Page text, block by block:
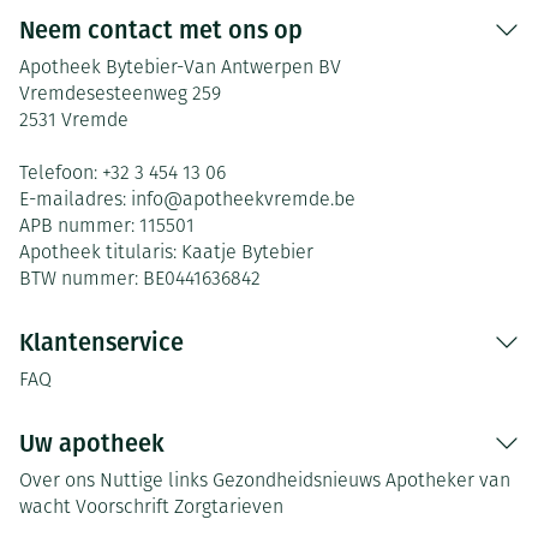
Neem contact met ons op
Apotheek Bytebier-Van Antwerpen BV
Vremdesesteenweg 259
2531 Vremde
Telefoon: +32 3 454 13 06
E-mailadres: info@apotheekvremde.be
APB nummer: 115501
Apotheek titularis: Kaatje Bytebier
BTW nummer: BE0441636842
Klantenservice
FAQ
Uw apotheek
Over ons Nuttige links Gezondheidsnieuws Apotheker van
wacht Voorschrift Zorgtarieven